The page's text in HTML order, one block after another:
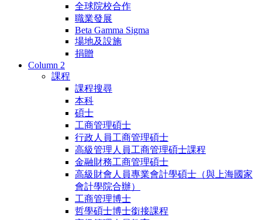
全球院校合作
職業發展
Beta Gamma Sigma
場地及設施
捐贈
Column 2
課程
課程搜尋
本科
碩士
工商管理碩士
行政人員工商管理碩士
高級管理人員工商管理碩士課程
金融財務工商管理碩士
高級財會人員專業會計學碩士（與上海國家
會計學院合辦）
工商管理博士
哲學碩士博士銜接課程